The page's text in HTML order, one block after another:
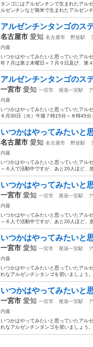
タンゴにはアルゼンチンで生まれたアル
ルゼンチンなど南米で生まれたアルゼン
アルゼンチンタンゴのス
名古屋市 愛知 名古屋市 野並駅
内藤
いつかはやってみたいと思っていたア
年７月は第２木曜日＝７月９日及び、第
アルゼンチンタンゴのス
一宮市 愛知 一宮市 尾張一宮駅
内藤
いつかはやってみたいと思っていたア
６月30日（火）午後７時15分～８時45
いつかはやってみたいと
名古屋市 愛知 名古屋市 野並駅
内藤
いつかはやってみたいと思っていたア
～６人で活動中ですが、あと20人ほど、
いつかはやってみたいと
一宮市 愛知 一宮市 尾張一宮駅
内藤
いつかはやってみたいと思っていたア
～６人で活動中ですが、あと20人ほど、
いつかはやってみたいと
一宮市 愛知 一宮市 尾張一宮駅
内藤
いつかはやってみたいと思っていたア
れなアルゼンチンタンゴを習いましょう
いつかはやってみたいと
一宮市 愛知 一宮市 尾張一宮駅
内藤
いつかはやってみたいと思っていたア
れなアルゼンチンタンゴを習いましょう